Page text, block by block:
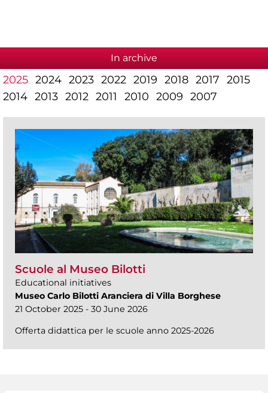
In archive
2025 2024 2023 2022 2019 2018 2017 2015
2014 2013 2012 2011 2010 2009 2007
Scuole al Museo Bilotti
Educational initiatives
Museo Carlo Bilotti Aranciera di Villa Borghese
21 October 2025 - 30 June 2026
Offerta didattica per le scuole anno 2025-2026